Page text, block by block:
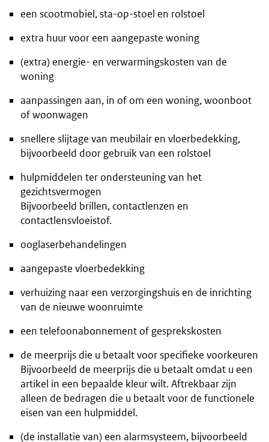
een scootmobiel, sta-op-stoel en rolstoel
extra huur voor een aangepaste woning
(extra) energie- en verwarmingskosten van de
woning
aanpassingen aan, in of om een woning, woonboot
of woonwagen
snellere slijtage van meubilair en vloerbedekking,
bijvoorbeeld door gebruik van een rolstoel
hulpmiddelen ter ondersteuning van het
gezichtsvermogen
Bijvoorbeeld brillen, contactlenzen en
contactlensvloeistof.
ooglaserbehandelingen
aangepaste vloerbedekking
verhuizing naar een verzorgingshuis en de inrichting
van de nieuwe woonruimte
een telefoonabonnement of gesprekskosten
de meerprijs die u betaalt voor specifieke voorkeuren
Bijvoorbeeld de meerprijs die u betaalt omdat u een
artikel in een bepaalde kleur wilt. Aftrekbaar zijn
alleen de bedragen die u betaalt voor de functionele
eisen van een hulpmiddel.
(de installatie van) een alarmsysteem, bijvoorbeeld